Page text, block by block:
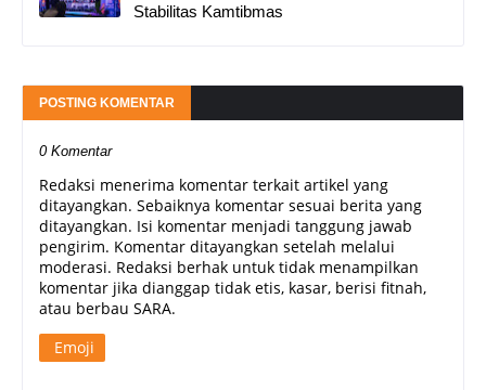
Stabilitas Kamtibmas
POSTING KOMENTAR
0 Komentar
Redaksi menerima komentar terkait artikel yang
ditayangkan. Sebaiknya komentar sesuai berita yang
ditayangkan. Isi komentar menjadi tanggung jawab
pengirim. Komentar ditayangkan setelah melalui
moderasi. Redaksi berhak untuk tidak menampilkan
komentar jika dianggap tidak etis, kasar, berisi fitnah,
atau berbau SARA.
Emoji